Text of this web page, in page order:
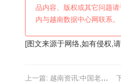
品内容、版权或其它问题请
内与越南数据中心网联系。
[图文来源于网络,如有侵权,
上一篇: 越南资讯:中国老挝